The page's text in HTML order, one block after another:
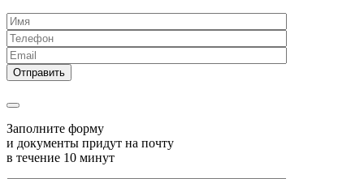
Заполните форму
и документы придут на почту
в течение 10 минут